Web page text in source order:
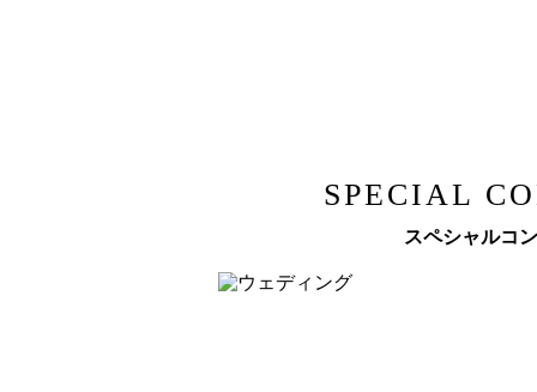
SPECIAL
スペシャルコ